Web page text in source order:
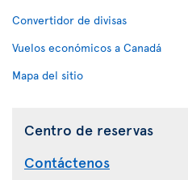
Convertidor de divisas
Vuelos económicos a Canadá
Mapa del sitio
Centro de reservas
Contáctenos